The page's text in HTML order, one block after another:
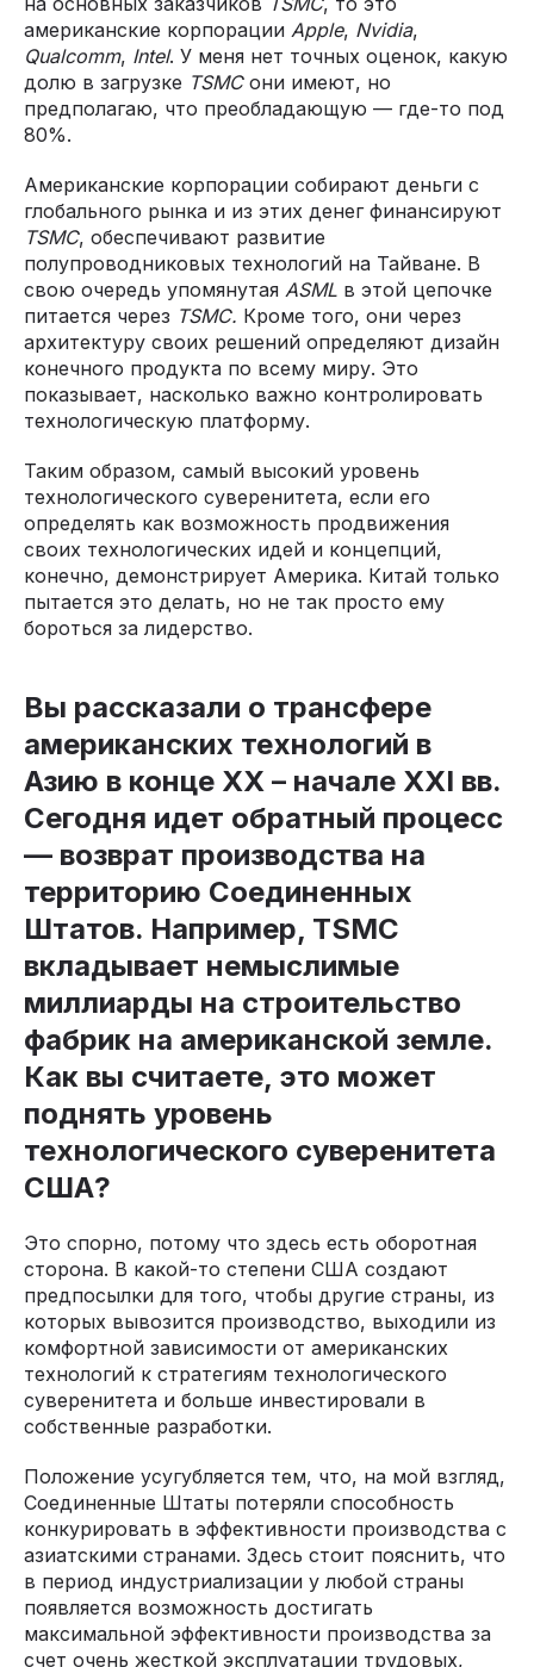
американские корпорации Apple, Nvidia,
Qualcomm, Intel. У меня нет точных оценок, какую
долю в загрузке TSMCони имеют, но
предполагаю, что преобладающую — где-то под
80%.
Американские корпорации собирают деньги с
глобального рынка и из этих денег финансируют
TSMC, обеспечивают развитие
полупроводниковых технологий на Тайване. В
свою очередь упомянутая ASML в этой цепочке
питается через TSMC. Кроме того, они через
архитектуру своих решений определяют дизайн
конечного продукта по всему миру. Это
показывает, насколько важно контролировать
технологическую платформу.
Таким образом, самый высокий уровень
технологического суверенитета, если его
определять как возможность продвижения
своих технологических идей и концепций,
конечно, демонстрирует Америка. Китай только
пытается это делать, но не так просто ему
бороться за лидерство.
Вы рассказали о трансфере
американских технологий в
Азию в конце XX – начале XXI вв.
Сегодня идет обратный процесс
— возврат производства на
территорию Соединенных
Штатов. Например, TSMC
вкладывает немыслимые
миллиарды на строительство
фабрик на американской земле.
Как вы считаете, это может
поднять уровень
технологического суверенитета
США?
Это спорно, потому что здесь есть оборотная
сторона. В какой-то степени США создают
предпосылки для того, чтобы другие страны, из
которых вывозится производство, выходили из
комфортной зависимости от американских
технологий к стратегиям технологического
суверенитета и больше инвестировали в
собственные разработки.
Положение усугубляется тем, что, на мой взгляд,
Соединенные Штаты потеряли способность
конкурировать в эффективности производства с
азиатскими странами. Здесь стоит пояснить, что
в период индустриализации у любой страны
появляется возможность достигать
максимальной эффективности производства за
счет очень жесткой эксплуатации трудовых,